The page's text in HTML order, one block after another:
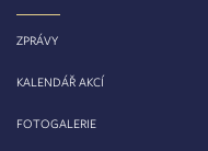
ZPRÁVY
KALENDÁŘ AKCÍ
FOTOGALERIE